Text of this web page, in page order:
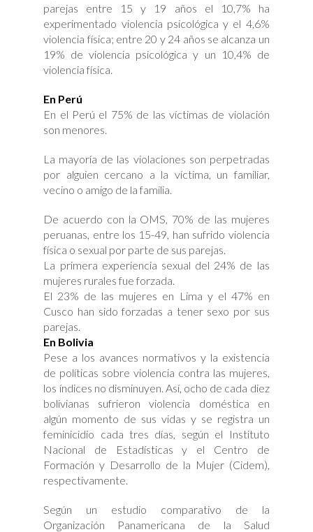
parejas entre 15 y 19 años el 10,7% ha
experimentado violencia psicológica y el 4,6%
violencia física; entre 20 y 24 años se alcanza un
19% de violencia psicológica y un 10,4% de
violencia física.
En Perú
En el Perú el 75% de las víctimas de violación
son menores.
La mayoría de las violaciones son perpetradas
por alguien cercano a la víctima, un familiar,
vecino o amigo de la familia.
De acuerdo con la OMS, 70% de las mujeres
peruanas, entre los 15-49, han sufrido violencia
física o sexual por parte de sus parejas.
La primera experiencia sexual del 24% de las
mujeres rurales fue forzada.
El 23% de las mujeres en Lima y el 47% en
Cusco han sido forzadas a tener sexo por sus
parejas.
En Bolivia
Pese a los avances normativos y la existencia
de políticas sobre violencia contra las mujeres,
los índices no disminuyen. Así, ocho de cada diez
bolivianas sufrieron violencia doméstica en
algún momento de sus vidas y se registra un
feminicidio cada tres días, según el Instituto
Nacional de Estadísticas y el Centro de
Formación y Desarrollo de la Mujer (Cidem),
respectivamente.
Según un estudio comparativo de la
Organización Panamericana de la Salud